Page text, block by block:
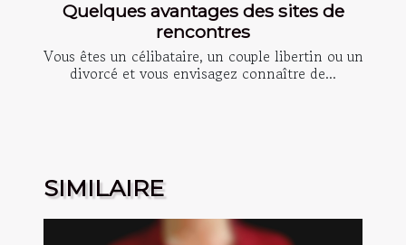
Quelques avantages des sites de
rencontres
Vous êtes un célibataire, un couple libertin ou un
divorcé et vous envisagez connaître de...
SIMILAIRE